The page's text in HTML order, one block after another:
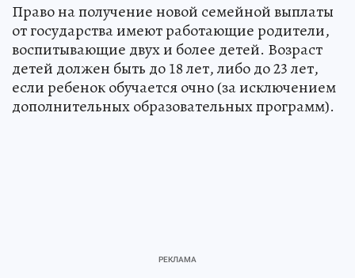
Право на получение новой семейной выплаты
от государства имеют работающие родители,
воспитывающие двух и более детей. Возраст
детей должен быть до 18 лет, либо до 23 лет,
если ребенок обучается очно (за исключением
дополнительных образовательных программ).